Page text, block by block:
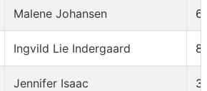
Malene Johansen
Ingvild Lie Indergaard
Jennifer Isaac